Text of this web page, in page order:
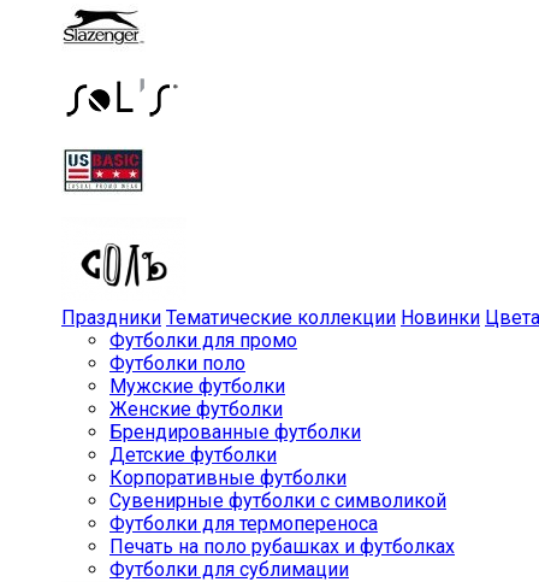
Праздники Тематические коллекции Новинки Цвета
Футболки для промо
Футболки поло
Мужские футболки
Женские футболки
Брендированные футболки
Детские футболки
Корпоративные футболки
Сувенирные футболки с символикой
Футболки для термопереноса
Печать на поло рубашках и футболках
Футболки для сублимации